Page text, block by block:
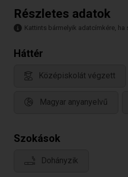
Részletes adatok
Kattints bármelyik adatcímkére,
Háttér
Középiskolát végzett
Magyar anyanyelvű
Szokások
Dohányzik